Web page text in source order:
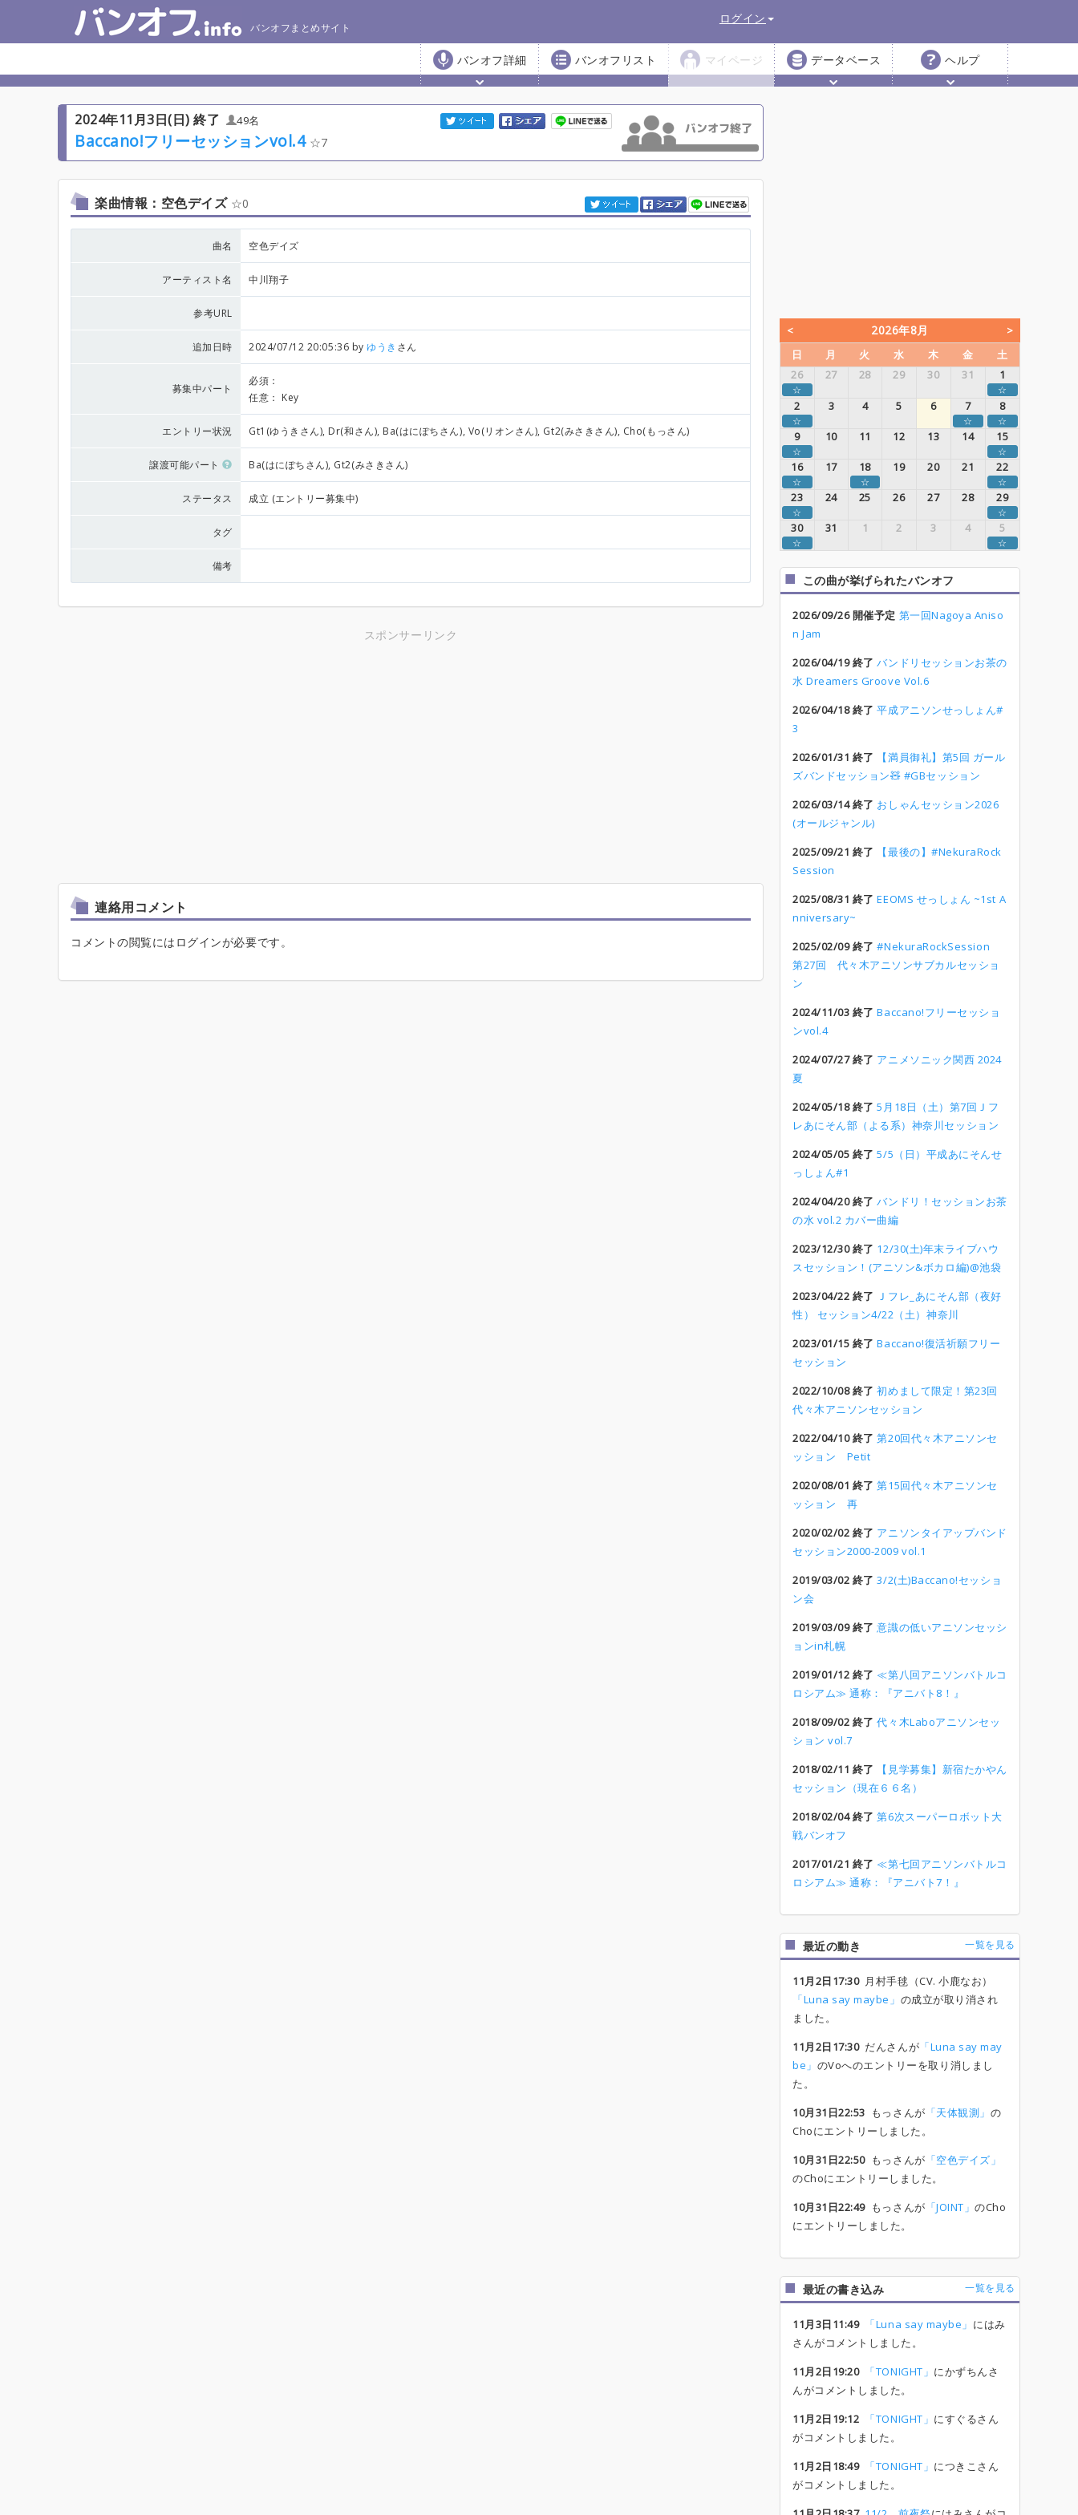
バンオフまとめサイト
ログイン
バンオフ詳細 バンオフリスト マイページ データベース ヘルプ
2024年11月3日(日) 終了 49名
Baccano!フリーセッションvol.4 7
楽曲情報：空色デイズ 0
曲名 空色デイズ
アーティスト名 中川翔子
参考URL
追加日時 2024/07/12 20:05:36 byゆうき さん
募集中パート
必須：
任意： Key
エントリー状況 Gt1(ゆうきさん), Dr(和さん), Ba(はにぽちさん), Vo(リオンさん), Gt2(みさきさん), Cho(もっさん)
譲渡可能パート Ba(はにぽちさん), Gt2(みさきさん)
ステータス 成立 (エントリー募集中)
タグ
備考
スポンサーリンク
連絡用コメント
コメントの閲覧にはログインが必要です。
2026年8月
日 月 火 水 木 金
土
26
27 28 29 30 31 1
☆ ☆
2 3 4 5 6 7 8
☆ ☆ ☆
9 10 11 12 13 14 15
☆ ☆
16 17 18 19 20 21 22
☆ ☆ ☆
23 24 25 26 27 28 29
☆ ☆
30 31 1 2 3 4 5
☆ ☆
この曲が挙げられたバンオフ
2026/09/26 開催予定 第一回Nagoya Aniso
n Jam
2026/04/19 終了 バンドリセッションお茶の
水 Dreamers Groove Vol.6
2026/04/18 終了 平成アニソンせっしょん#
3
2026/01/31 終了
【満員御礼】第5回 ガール
ズバンドセッション🧸 #GBセッション
2026/03/14 終了 おしゃんセッション2026
(オールジャンル)
2025/09/21 終了
【最後の】#NekuraRock
Session
2025/08/31 終了 EEOMS せっしょん ~1st A
nniversary~
2025/02/09 終了 #NekuraRockSession
第27回 代々木アニソンサブカルセッショ
ン
2024/11/03 終了 Baccano!フリーセッショ
ンvol.4
2024/07/27 終了 アニメソニック関西 2024
夏
2024/05/18 終了 5月18日（土）第7回Ｊフ
レあにそん部（よる系）神奈川セッション
2024/05/05 終了 5/5（日）平成あにそんせ
っしょん#1
2024/04/20 終了 バンドリ！セッションお茶
の水 vol.2 カバー曲編
2023/12/30 終了 12/30(土)年末ライブハウ
スセッション！(アニソン&ボカロ編)@池袋
2023/04/22 終了 Ｊフレ_あにそん部（夜好
性） セッション4/22（土）神奈川
2023/01/15 終了 Baccano!復活祈願フリー
セッション
2022/10/08 終了 初めまして限定！第23回
代々木アニソンセッション
2022/04/10 終了 第20回代々木アニソンセ
ッション Petit
2020/08/01 終了 第15回代々木アニソンセ
ッション 再
2020/02/02 終了 アニソンタイアップバンド
セッション2000-2009 vol.1
2019/03/02 終了 3/2(土)Baccano!セッショ
ン会
2019/03/09 終了 意識の低いアニソンセッシ
ョンin札幌
2019/01/12 終了 ≪第八回アニソンバトルコ
ロシアム≫ 通称：『アニバト8！』
2018/09/02 終了 代々木Laboアニソンセッ
ション vol.7
2018/02/11 終了
【見学募集】新宿たかやん
セッション（現在６６名）
2018/02/04 終了 第6次スーパーロボット大
戦バンオフ
2017/01/21 終了 ≪第七回アニソンバトルコ
ロシアム≫ 通称：『アニバト7！』
最近の動き 一覧を見る
11月2日17:30月村手毬（CV. 小鹿なお）
「Luna say maybe」 の成立が取り消され
ました。
11月2日17:30だんさんが 「Luna say may
be」 のVoへのエントリーを取り消しまし
た。
10月31日22:53 もっさんが 「天体観測」 の
Choにエントリーしました。
10月31日22:50もっさんが 「空色デイズ」
のChoにエントリーしました。
10月31日22:49もっさんが 「JOINT」のCho
にエントリーしました。
最近の書き込み 一覧を見る
11月3日11:49 「Luna say maybe」 にはみ
さんがコメントしました。
11月2日19:20
「TONIGHT」 にかずちんさ
んがコメントしました。
11月2日19:12
「TONIGHT」 にすぐるさん
がコメントしました。
11月2日18:49
「TONIGHT」 につきこさん
がコメントしました。